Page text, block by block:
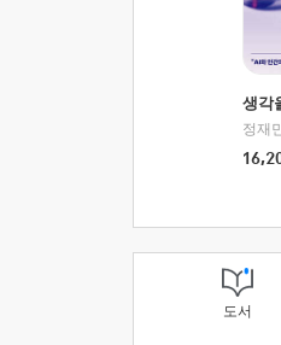
생각
정재
도서